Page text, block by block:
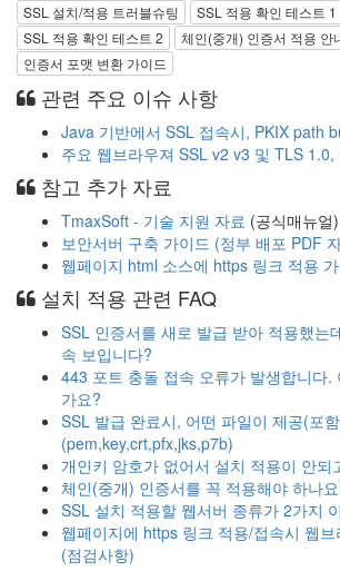
SSL 설치/적용 트러블슈팅
SSL 적용 확인 테스트 1
SSL 적용 확인 테스트 2
체인(중개) 인증서 적용 안
인증서 포맷 변환 가이드
관련 주요 이슈 사항
Java 기반에서 SSL 접속시, PKIX path
주요 웹브라우져 SSL v2 v3 및 TLS 1.0,
참고 추가 자료
TmaxSoft - 기술 지원 자료 (공식매뉴얼)
보안서버 구축 가이드 (정부 배포 PDF
웹페이지 html 소스에 https 링크 적용
설치 적용 관련 FAQ
SSL 인증서를 새로 발급 받아 적용했는
속 보입니다?
443 포트 충돌 접속 오류가 발생합니다.
가요?
SSL 발급 완료시, 어떤 파일이 제공(포
(pem,key,crt,pfx,jks,p7b)
개인키 암호가 없어서 설치 적용이 안되
체인(중개) 인증서를 꼭 적용해야 하나
SSL 설치 적용할 웹서버 종류가 2가지
웹페이지에 https 링크 적용/접속시 웹
(점검사항)